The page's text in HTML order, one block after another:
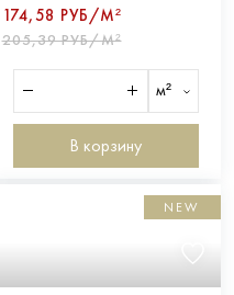
174,58 РУБ/М²
205,39 РУБ/М²
м²
В корзину
NEW